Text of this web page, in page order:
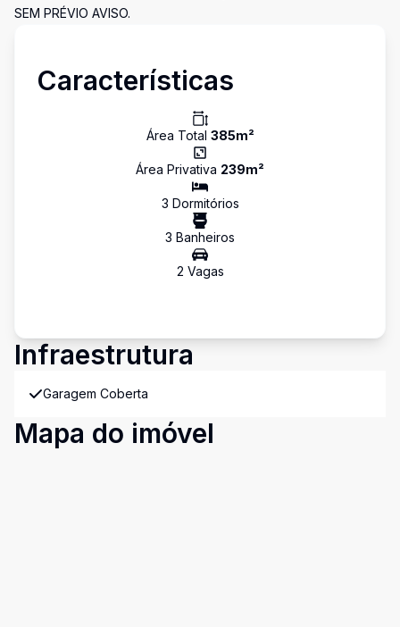
SEM PRÉVIO AVISO.
Características
Área Total 385m²
Área Privativa 239m²
3 Dormitórios
3 Banheiros
2 Vagas
Infraestrutura
Garagem Coberta
Mapa do imóvel